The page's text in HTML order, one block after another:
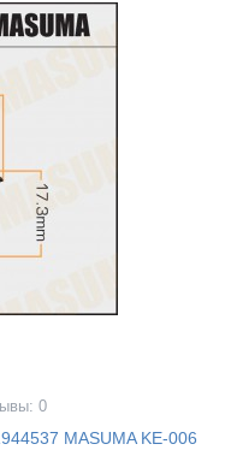
0
MASUMA KE-006